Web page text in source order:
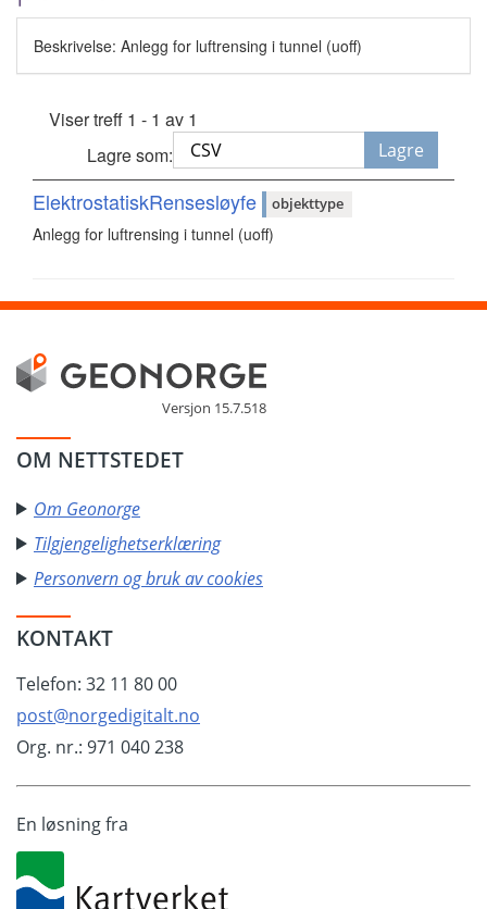
Beskrivelse: Anlegg for luftrensing i tunnel (uoff)
Viser treff 1 - 1 av 1
Lagre som:
Lagre
ElektrostatiskRensesløyfe objekttype
Anlegg for luftrensing i tunnel (uoff)